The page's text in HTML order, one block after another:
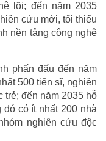
lõi; đến năm 2035
cứu mới, tối thiểu
nền tảng công nghệ
phấn đấu đến năm
500 tiến sĩ, nghiên
trẻ; đến năm 2035 hỗ
đó có ít nhất 200 nhà
nghiên cứu độc